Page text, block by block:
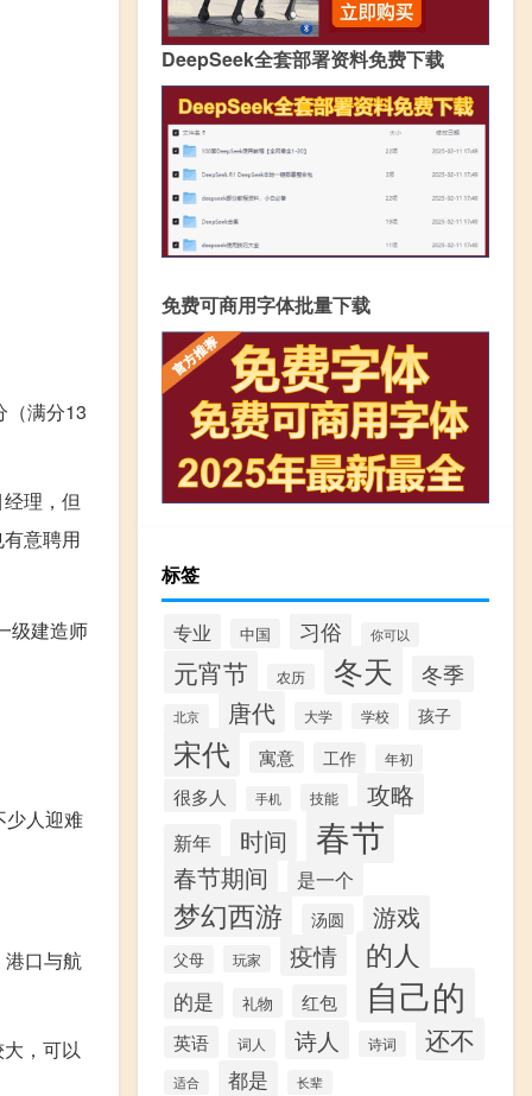
（满分13
理，但
意聘用
级建造师
少人迎难
口与航
，可以
DeepSeek全套部署资料免费下载
免费可商用字体批量下载
标签
专业 中国 习俗 你可以
元宵节 农历 冬天 冬季
北京 唐代 大学 学校 孩子
宋代 寓意 工作 年初
很多人 手机 技能 攻略
新年 时间 春节
春节期间 是一个
梦幻西游 汤圆 游戏
父母 玩家 疫情 的人
的是 礼物 红包 自己的
英语 词人 诗人 诗词 还不
适合 都是 长辈